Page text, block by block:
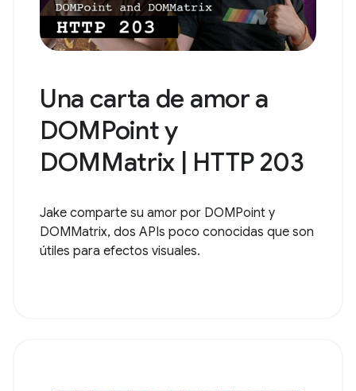
Una carta de amor a
DOMPoint y
DOMMatrix | HTTP 203
Jake comparte su amor por DOMPoint y
DOMMatrix, dos APIs poco conocidas que son
útiles para efectos visuales.